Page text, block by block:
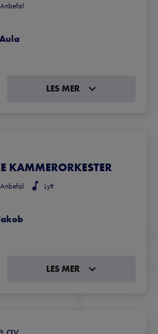
Anbefal
LES MER
KAMMERORKESTER
Anbefal Lytt
LES MER